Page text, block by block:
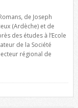
de Joseph
(Ardèche) et de
des études à l’Ecole
de la Société
régional de